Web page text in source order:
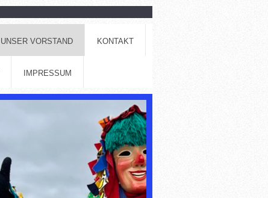
UNSER VORSTAND KONTAKT
IMPRESSUM